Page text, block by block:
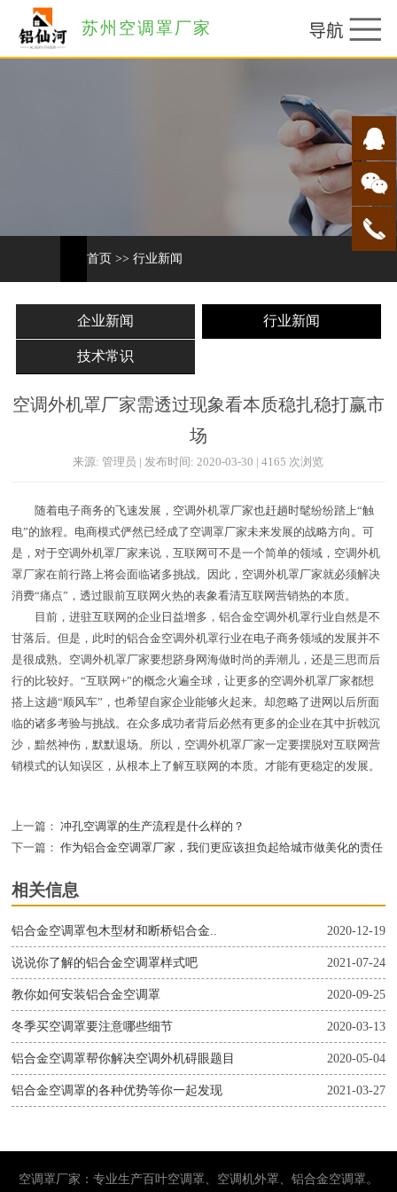
苏州空调罩厂家
首页 >> 行业新闻
企业新闻 行业新闻
技术常识
空调外机罩厂家需透过现象看本质稳扎稳打赢市
场
来源: 管理员 | 发布时间: 2020-03-30 | 4165 次浏览
随着电子商务的飞速发展，空调外机罩厂家也赶趟时髦纷纷踏上“触
电”的旅程。电商模式俨然已经成了空调罩厂家未来发展的战略方向。可
是，对于空调外机罩厂家来说，互联网可不是一个简单的领域，空调外机
罩厂家在前行路上将会面临诸多挑战。因此，空调外机罩厂家就必须解决
消费“痛点”，透过眼前互联网火热的表象看清互联网营销热的本质。
目前，进驻互联网的企业日益增多，铝合金空调外机罩行业自然是不
甘落后。但是，此时的铝合金空调外机罩行业在电子商务领域的发展并不
是很成熟。空调外机罩厂家要想跻身网海做时尚的弄潮儿，还是三思而后
行的比较好。“互联网+”的概念火遍全球，让更多的空调外机罩厂家都想
搭上这趟“顺风车”，也希望自家企业能够火起来。却忽略了进网以后所面
临的诸多考验与挑战。在众多成功者背后必然有更多的企业在其中折戟沉
沙，黯然神伤，默默退场。所以，空调外机罩厂家一定要摆脱对互联网营
销模式的认知误区，从根本上了解互联网的本质。才能有更稳定的发展。
上一篇： 冲孔空调罩的生产流程是什么样的？
下一篇： 作为铝合金空调罩厂家，我们更应该担负起给城市做美化的责任
相关信息
2020-12-19
铝合金空调罩包木型材和断桥铝合金..
2021-07-24
说说你了解的铝合金空调罩样式吧
2020-09-25
教你如何安装铝合金空调罩
2020-03-13
冬季买空调罩要注意哪些细节
2020-05-04
铝合金空调罩帮你解决空调外机碍眼题目
2021-03-27
铝合金空调罩的各种优势等你一起发现
空调罩厂家：专业生产百叶空调罩、空调机外罩、铝合金空调罩。